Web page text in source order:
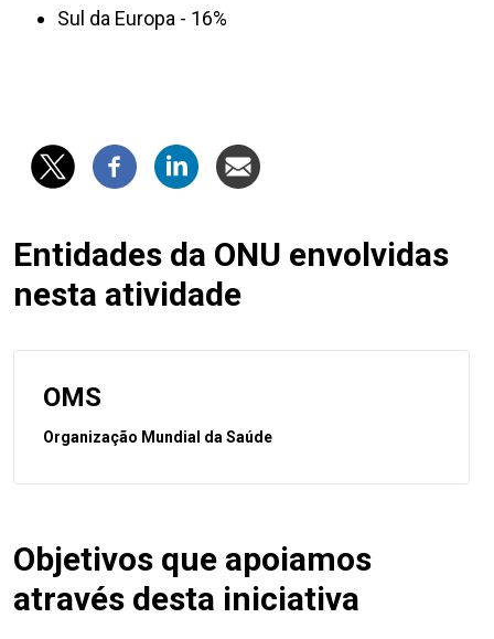
Sul da Europa - 16%
Entidades da ONU envolvidas
nesta atividade
OMS
Organização Mundial da Saúde
Objetivos que apoiamos
através desta iniciativa